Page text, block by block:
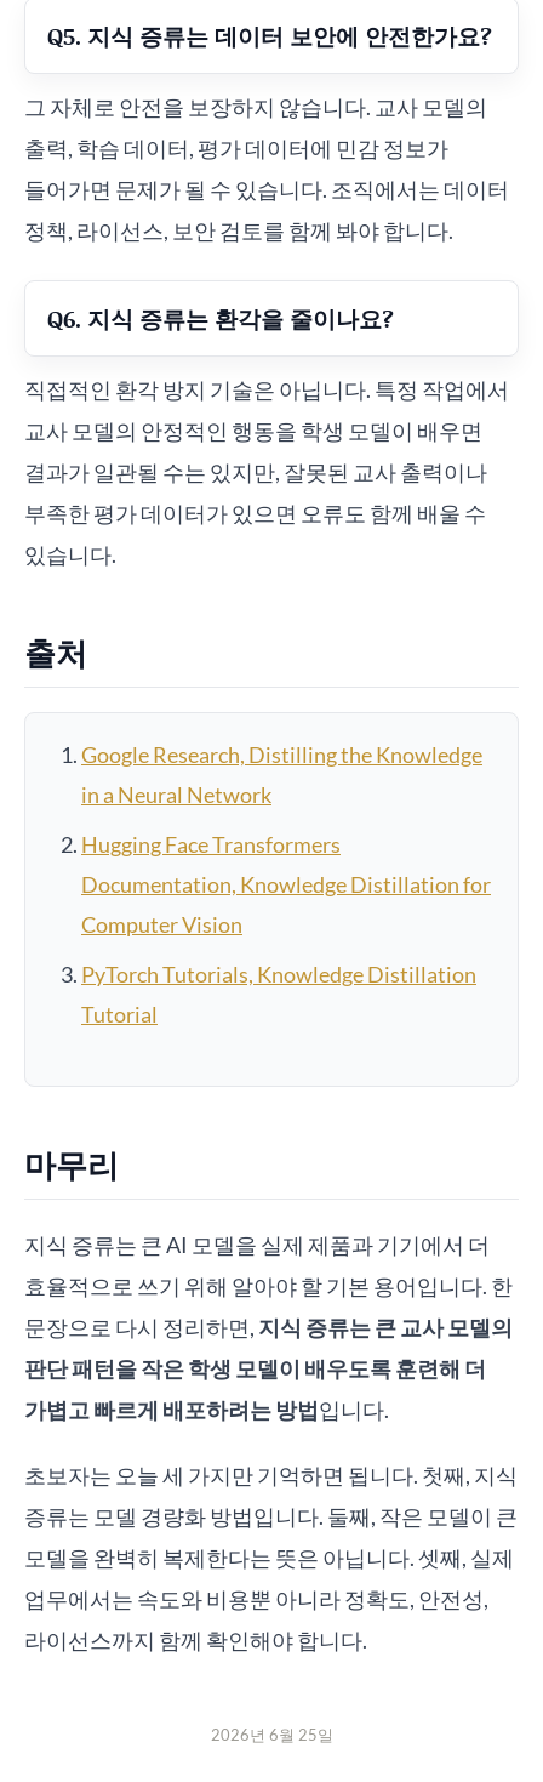
Q5. 지식 증류는 데이터 보안에 안전한가요?
그 자체로 안전을 보장하지 않습니다. 교사 모델의
출력, 학습 데이터, 평가 데이터에 민감 정보가
들어가면 문제가 될 수 있습니다. 조직에서는 데이터
정책, 라이선스, 보안 검토를 함께 봐야 합니다.
Q6. 지식 증류는 환각을 줄이나요?
직접적인 환각 방지 기술은 아닙니다. 특정 작업에서
교사 모델의 안정적인 행동을 학생 모델이 배우면
결과가 일관될 수는 있지만, 잘못된 교사 출력이나
부족한 평가 데이터가 있으면 오류도 함께 배울 수
있습니다.
출처
Google Research, Distilling the Knowledge
in a Neural Network
Hugging Face Transformers
Documentation, Knowledge Distillation for
Computer Vision
PyTorch Tutorials, Knowledge Distillation
Tutorial
마무리
지식 증류는 큰 AI 모델을 실제 제품과 기기에서 더
효율적으로 쓰기 위해 알아야 할 기본 용어입니다. 한
문장으로 다시 정리하면, 지식 증류는 큰 교사 모델의
판단 패턴을 작은 학생 모델이 배우도록 훈련해 더
가볍고 빠르게 배포하려는 방법입니다.
초보자는 오늘 세 가지만 기억하면 됩니다. 첫째, 지식
증류는 모델 경량화 방법입니다. 둘째, 작은 모델이 큰
모델을 완벽히 복제한다는 뜻은 아닙니다. 셋째, 실제
업무에서는 속도와 비용뿐 아니라 정확도, 안전성,
라이선스까지 함께 확인해야 합니다.
2026년 6월 25일